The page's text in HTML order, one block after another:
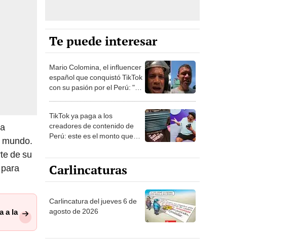
de su
a la
Te puede interesar
Mario Colomina, el influencer
español que conquistó TikTok
con su pasión por el Perú: "Mi
TikTok ya paga a los
creadores de contenido de
Perú: este es el monto que
1.000 vistas
Carlincaturas
Carlincatura del jueves 6 de
agosto de 2026